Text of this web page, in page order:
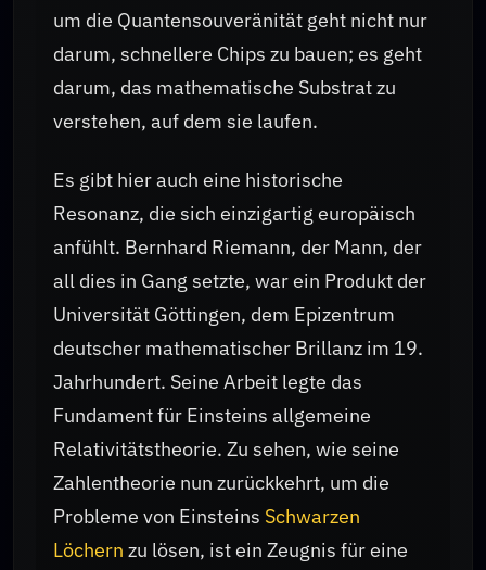
um die Quantensouveränität geht nicht nur
darum, schnellere Chips zu bauen; es geht
darum, das mathematische Substrat zu
verstehen, auf dem sie laufen.
Es gibt hier auch eine historische
Resonanz, die sich einzigartig europäisch
anfühlt. Bernhard Riemann, der Mann, der
all dies in Gang setzte, war ein Produkt der
Universität Göttingen, dem Epizentrum
deutscher mathematischer Brillanz im 19.
Jahrhundert. Seine Arbeit legte das
Fundament für Einsteins allgemeine
Relativitätstheorie. Zu sehen, wie seine
Zahlentheorie nun zurückkehrt, um die
Probleme von Einsteins Schwarzen
Löchern zu lösen, ist ein Zeugnis für eine